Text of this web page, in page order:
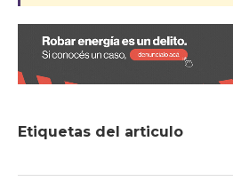
Etiquetas del articulo